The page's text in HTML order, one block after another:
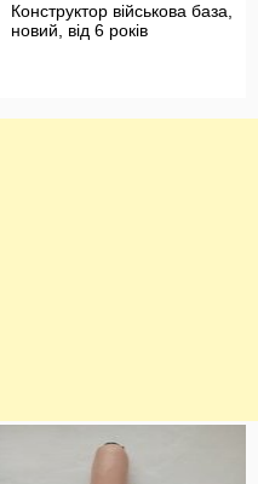
Конструктор військова база,
новий, від 6 років